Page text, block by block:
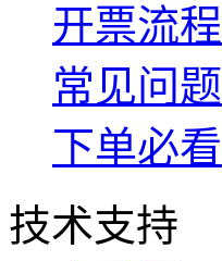
开票流程
常见问题
下单必看
技术支持